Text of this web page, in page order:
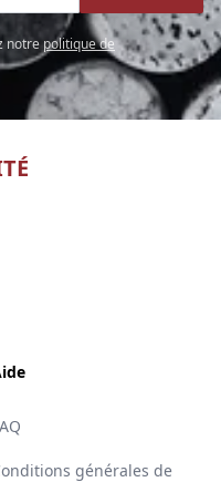
notre politique de
générales de